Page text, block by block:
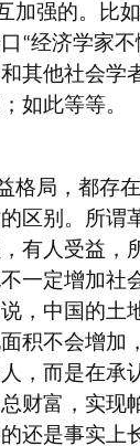
加强的。比
“经济学家
其他社会
如此等等。
格局，都存
区别。所
有人受益
一定增加社
，中国的
积不会增
，而是在
财富，实
还是事实上